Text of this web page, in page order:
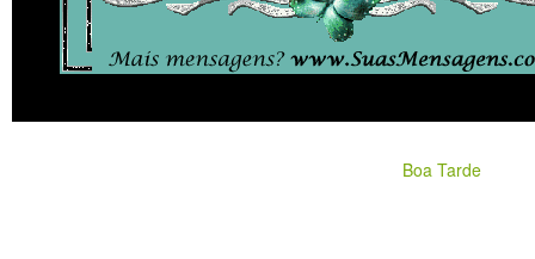
Boa Tarde